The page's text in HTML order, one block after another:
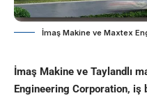
İmaş Makine ve Maxtex
İmaş Makine ve Taylandlı
Engineering Corporation, iş